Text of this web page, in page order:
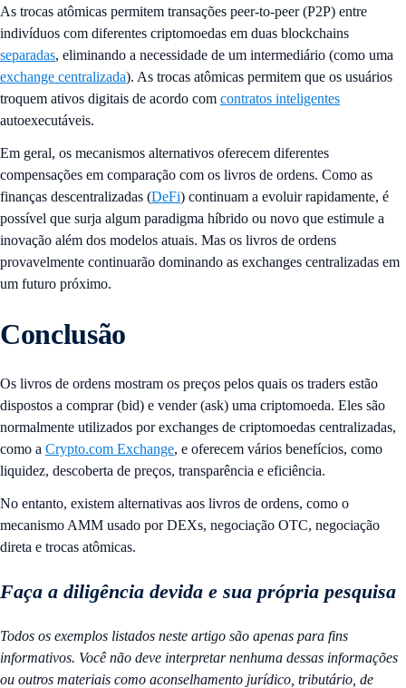
As trocas atômicas permitem transações peer-to-peer (P2P) entre
indivíduos com diferentes criptomoedas em duas blockchains
separadas, eliminando a necessidade de um intermediário (como uma
exchange centralizada). As trocas atômicas permitem que os usuários
troquem ativos digitais de acordo com contratos inteligentes
autoexecutáveis.
Em geral, os mecanismos alternativos oferecem diferentes
compensações em comparação com os livros de ordens. Como as
finanças descentralizadas (DeFi) continuam a evoluir rapidamente, é
possível que surja algum paradigma híbrido ou novo que estimule a
inovação além dos modelos atuais. Mas os livros de ordens
provavelmente continuarão dominando as exchanges centralizadas em
um futuro próximo.
Conclusão
Os livros de ordens mostram os preços pelos quais os traders estão
dispostos a comprar (bid) e vender (ask) uma criptomoeda. Eles são
normalmente utilizados por exchanges de criptomoedas centralizadas,
como a Crypto.com Exchange, e oferecem vários benefícios, como
liquidez, descoberta de preços, transparência e eficiência.
No entanto, existem alternativas aos livros de ordens, como o
mecanismo AMM usado por DEXs, negociação OTC, negociação
direta e trocas atômicas.
Faça a diligência devida e sua própria pesquisa
Todos os exemplos listados neste artigo são apenas para fins
informativos. Você não deve interpretar nenhuma dessas informações
ou outros materiais como aconselhamento jurídico, tributário, de